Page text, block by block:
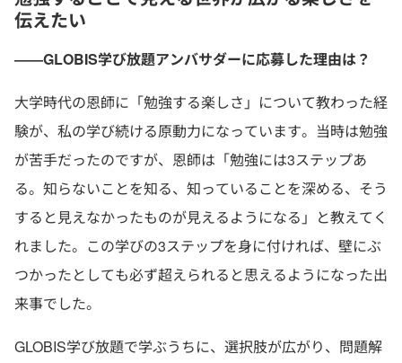
伝えたい
――GLOBIS学び放題アンバサダーに応募した理由は？
大学時代の恩師に「勉強する楽しさ」について教わった経
験が、私の学び続ける原動力になっています。当時は勉強
が苦手だったのですが、恩師は「勉強には3ステップあ
る。知らないことを知る、知っていることを深める、そう
すると見えなかったものが見えるようになる」と教えてく
れました。この学びの3ステップを身に付ければ、壁にぶ
つかったとしても必ず超えられると思えるようになった出
来事でした。
GLOBIS学び放題で学ぶうちに、選択肢が広がり、問題解